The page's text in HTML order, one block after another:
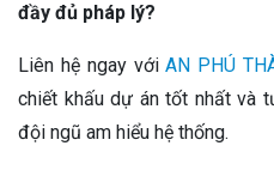
đầy đủ pháp lý?
Liên hệ ngay vớiAN PHÚ
chiết khấu dự án tốt nhất và
đội ngũ am hiểu hệ thống.